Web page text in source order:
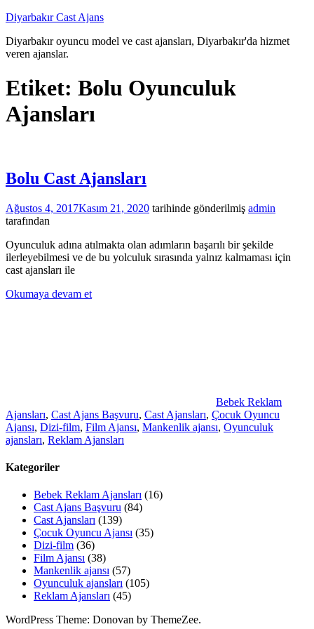
İçeriğe
Diyarbakır Cast Ajans
Diyarbakır oyuncu model ve cast ajansları, Diyarbakır'da hizmet
veren ajanslar.
Etiket: Bolu Oyunculuk
Ajansları
Bolu Cast Ajansları
Ağustos 4, 2017Kasım 21, 2020 tarihinde gönderilmiş admin
tarafından
Oyunculuk adına atılmakta olan adımların başarılı bir şekilde
ilerleyebilmesi ve de bu yolculuk sırasında yalnız kalmaması için
cast ajansları ile
Okumaya devam et
Bebek Reklam
Ajansları, Cast Ajans Başvuru, Cast Ajansları, Çocuk Oyuncu
Ajansı, Dizi-film, Film Ajansı, Mankenlik ajansı, Oyunculuk
ajansları, Reklam Ajansları
Kategoriler
Bebek Reklam Ajansları (16)
Cast Ajans Başvuru (84)
Cast Ajansları (139)
Çocuk Oyuncu Ajansı (35)
Dizi-film (36)
Film Ajansı (38)
Mankenlik ajansı (57)
Oyunculuk ajansları (105)
Reklam Ajansları (45)
WordPress Theme: Donovan by ThemeZee.